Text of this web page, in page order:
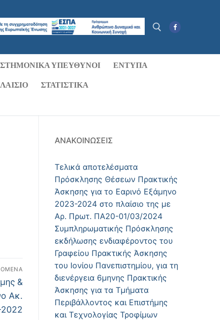
Αναζήτηση για:ΥΠΕΎΘΥΝΟΙ ΈΝΤΥΠΑ
ΣΤΑΤΙΣΤΙΚΑ
&
Ακ.
ΑΝΑΚΟΙΝΏΣΕΙΣ
Τελικά αποτελέσματα
Πρόσκλησης Θέσεων Πρακτικής
Άσκησης για το Εαρινό Εξάμηνο
2023-2024 στο πλαίσιο της με
Αρ. Πρωτ. ΠΑ20-01/03/2024
Συμπληρωματικής Πρόσκλησης
εκδήλωσης ενδιαφέροντος του
Γραφείου Πρακτικής Άσκησης
του Ιονίου Πανεπιστημίου, για τη
διενέργεια 6μηνης Πρακτικής
Άσκησης για τα Τμήματα
Περιβάλλοντος και Επιστήμης
και Τεχνολογίας Τροφίμων